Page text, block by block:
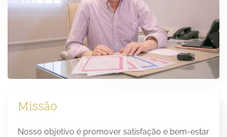
Missão
Nosso objetivo é promover satisfação e bem-estar